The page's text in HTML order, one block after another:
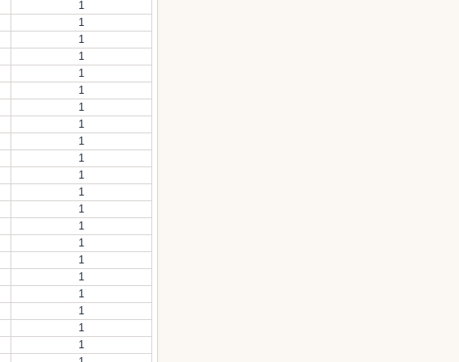
1
1
1
1
1
1
1
1
1
1
1
1
1
1
1
1
1
1
1
1
1